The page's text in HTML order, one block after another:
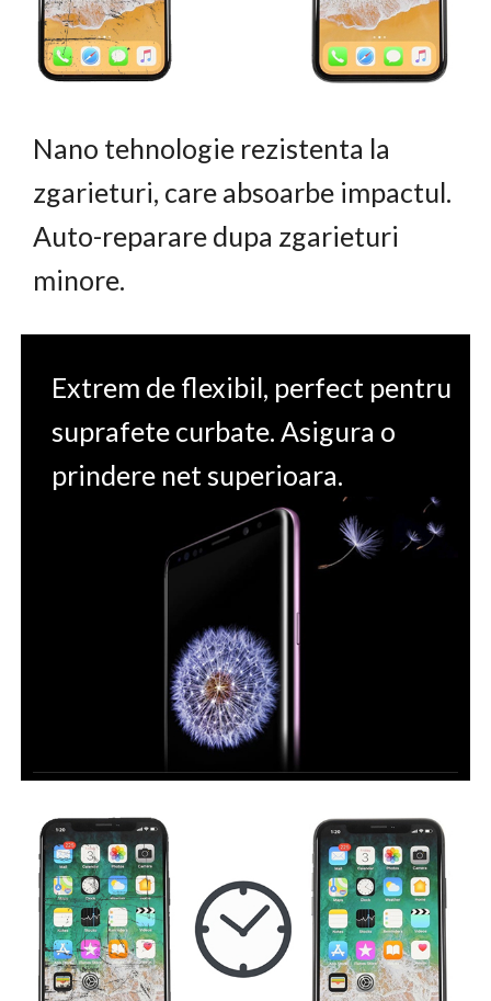
Nano tehnologie rezistenta la
zgarieturi, care absoarbe impactul.
Auto-reparare dupa zgarieturi
minore.
Extrem de flexibil, perfect pentru
suprafete curbate. Asigura o
prindere net superioara.